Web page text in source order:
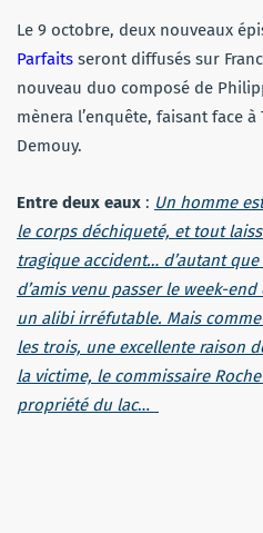
Le 9 octobre, deux nouveaux
Parfaits seront diffusés sur
nouveau duo composé de
mènera l’enquête, faisant face
Demouy.
Entre deux eaux : Un homme
le corps déchiqueté, et tout
tragique accident… d’autant
d’amis venu passer le week-
un alibi irréfutable. Mais
les trois, une excellente raison
la victime, le commissaire
propriété du lac…